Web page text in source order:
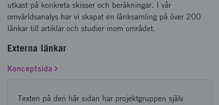
utkast på konkreta skisser och beräkningar. I vår
omvärldsanalys har vi skapat en länksamling på över 200
länkar till artiklar och studier inom området.
Externa länkar
Konceptsida
Texten på den här sidan har projektgruppen själv